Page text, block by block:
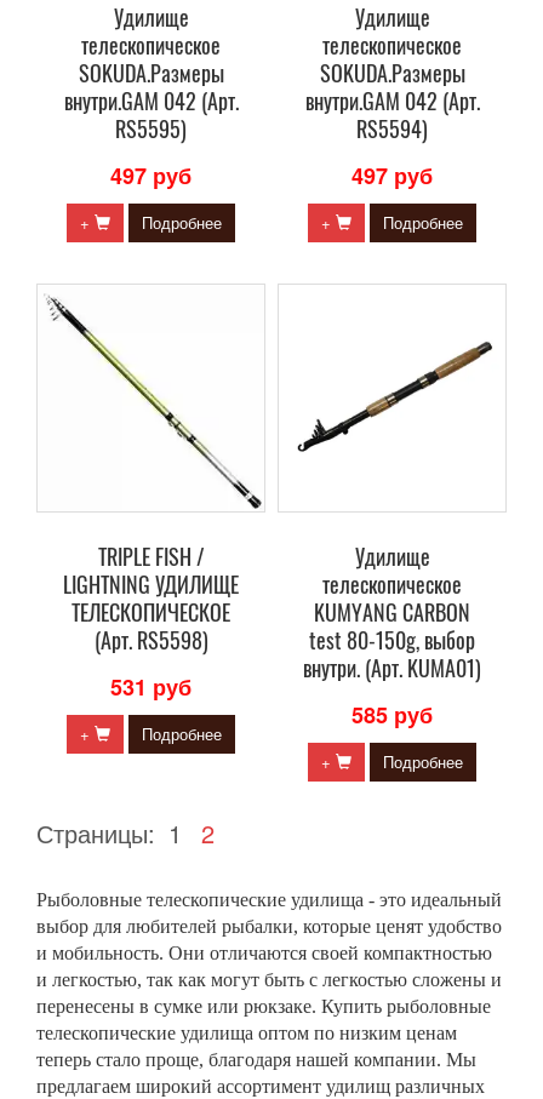
Удилище
телескопическое
SOKUDA.Размеры
внутри.GAM 042 (Арт.
RS5595)
497 руб
+ Подробнее
Удилище
телескопическое
SOKUDA.Размеры
внутри.GAM 042 (Арт.
RS5594)
497 руб
+ Подробнее
TRIPLE FISH /
LIGHTNING УДИЛИЩЕ
ТЕЛЕСКОПИЧЕСКОЕ
(Арт. RS5598)
531 руб
+ Подробнее
Удилище
телескопическое
KUMYANG CARBON
test 80-150g, выбор
внутри. (Арт. KUMA01)
585 руб
+ Подробнее
Страницы: 1 2
Рыболовные телескопические удилища - это идеальный
выбор для любителей рыбалки, которые ценят удобство
и мобильность. Они отличаются своей компактностью
и легкостью, так как могут быть с легкостью сложены и
перенесены в сумке или рюкзаке. Купить рыболовные
телескопические удилища оптом по низким ценам
теперь стало проще, благодаря нашей компании. Мы
предлагаем широкий ассортимент удилищ различных